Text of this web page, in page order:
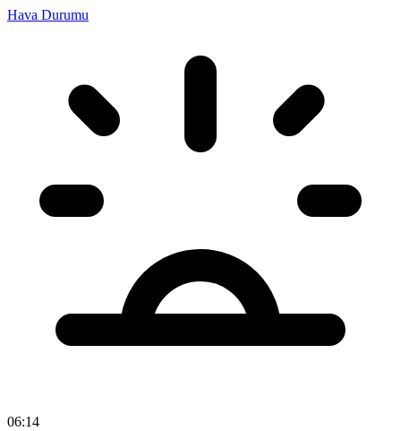
Hava Durumu
06:14